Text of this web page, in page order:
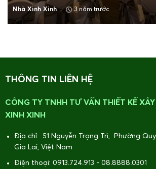
Nhà Xinh Xinh 3 năm trước
THÔNG TIN LIÊN HỆ
CÔNG TY TNHH TƯ VẤN THIẾT KẾ
XINH XINH
Địa chỉ: 51 Nguyễn Trọng Trì, Phường
Gia Lai, Việt Nam
Điện thoại: 0913.724.913 - 08.8888.0301